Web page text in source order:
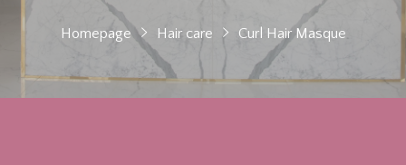
Homepage Hair care Curl Hair Masque